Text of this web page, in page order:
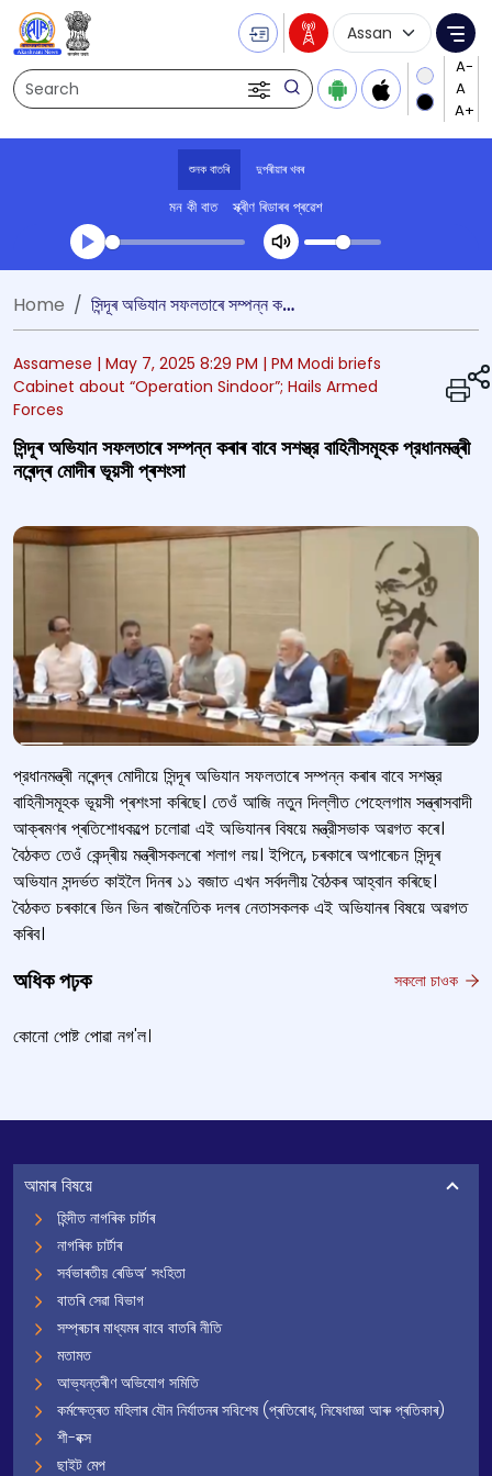
Search
Language
শুনক বাতৰি দুপৰীয়াৰ খবৰ
মন কী বাত স্ক্ৰীণ ৰিডাৰৰ প্ৰৱেশ
Transcript summary
খেলা অডিঅ' দুপৰীয়াৰ খবৰ
Home সিন্দূৰ অভিযান সফলতাৰে সম্পন্ন কৰাৰ বাবে সশস্ত্র বাহিনীসমূহক প্রধানমন্ত্ৰী নৰেন্দ্ৰ মোদীৰ ভূয়সী প্ৰশংসা
Assamese | May 7, 2025 8:29 PM | PM Modi briefs
Cabinet about “Operation Sindoor”; Hails Armed
Forces
সিন্দূৰ অভিযান সফলতাৰে সম্পন্ন কৰাৰ বাবে সশস্ত্র বাহিনীসমূহক প্রধানমন্ত্ৰী
নৰেন্দ্ৰ মোদীৰ ভূয়সী প্ৰশংসা
প্রধানমন্ত্ৰী নৰেন্দ্ৰ মোদীয়ে সিন্দূৰ অভিযান সফলতাৰে সম্পন্ন কৰাৰ বাবে সশস্ত্র
বাহিনীসমূহক ভূয়সী প্ৰশংসা কৰিছে। তেওঁ আজি নতুন দিল্লীত পেহেলগাম সন্ত্ৰাসবাদী
আক্ৰমণৰ প্ৰতিশোধকল্পে চলোৱা এই অভিযানৰ বিষয়ে মন্ত্রীসভাক অৱগত কৰে।
বৈঠকত তেওঁ কেন্দ্ৰীয় মন্ত্ৰীসকলৰো শলাগ লয়। ইপিনে, চৰকাৰে অপাৰেচন সিন্দূৰ
অভিযান সন্দৰ্ভত কাইলৈ দিনৰ ১১ বজাত এখন সর্বদলীয় বৈঠকৰ আহ্বান কৰিছে।
বৈঠকত চৰকাৰে ভিন ভিন ৰাজনৈতিক দলৰ নেতাসকলক এই অভিযানৰ বিষয়ে অৱগত
কৰিব।
অধিক পঢ়ক সকলো চাওক
কোনো পোষ্ট পোৱা নগ'ল।
আমাৰ বিষয়ে
হিন্দীত নাগৰিক চাৰ্টাৰ
নাগৰিক চাৰ্টাৰ
সৰ্বভাৰতীয় ৰেডিঅ’ সংহিতা
বাতৰি সেৱা বিভাগ
সম্প্ৰচাৰ মাধ্যমৰ বাবে বাতৰি নীতি
মতামত
আভ্যন্তৰীণ অভিযোগ সমিতি
কৰ্মক্ষেত্ৰত মহিলাৰ যৌন নিৰ্যাতনৰ সবিশেষ (প্ৰতিৰোধ, নিষেধাজ্ঞা আৰু প্ৰতিকাৰ)
শী-বক্স
ছাইট মেপ